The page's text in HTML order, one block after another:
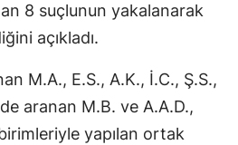
8 suçlunun yakalanarak
açıkladı.
M.A., E.S., A.K., İ.C., Ş.S.,
aranan M.B. ve A.A.D.,
yapılan ortak